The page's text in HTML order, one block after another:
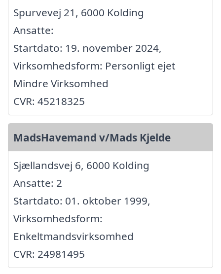
Spurvevej 21, 6000 Kolding
Ansatte:
Startdato: 19. november 2024,
Virksomhedsform: Personligt ejet
Mindre Virksomhed
CVR: 45218325
MadsHavemand v/Mads Kjelde
Sjællandsvej 6, 6000 Kolding
Ansatte: 2
Startdato: 01. oktober 1999,
Virksomhedsform:
Enkeltmandsvirksomhed
CVR: 24981495